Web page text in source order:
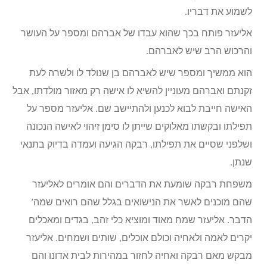
לשמוע את דבריו.
אליעזר פותח בכך שהוא עבדו של אברהם ומספר על העושר
והרכוש הרב שיש לאברהם.
הוא ממשיך ומספר שיש לאברהם בן שנולד לו ולשרה לעת
זקנתם ואברהם מעוניין להשיא לו אישה רק מאזור מולדתו, אבל
האישה חייבת לבוא לכנען ולהתיישב שם. אליעזר מספר על
תפילתו ובקשתו מאלוקים שייתן לו סימן זיהוי לאישה הנכונה
ושלפני שסיים את תפילתו, רבקה הגיעה ועמדה בדיוק בתנאי
שנתן.
משפחת רבקה שומעת את הדברים והם אומרים לאליעזר
שהם מוכנים לאשר את הנישואים בגלל שהם רואים שמה’
הדבר. אליעזר שמח מאוד ומוציא כלי זהב, בגדים ומאכלים
יקרים לאמה ולאחיה וכולם אוכלים, שותים ושמחים. אליעזר
מבקש מאם רבקה ואחיה לחזור במהירות לבית אדונו והם